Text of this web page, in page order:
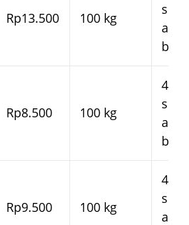
Rp13.500 100 kg
Rp8.500 100 kg
4–7
Rp9.500 100 kg
4–7